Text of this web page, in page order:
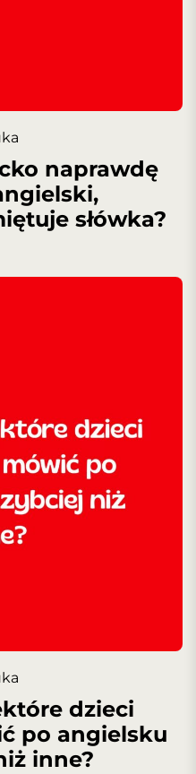
naprawdę
słówka?
dzieci
po angielsku
inne?